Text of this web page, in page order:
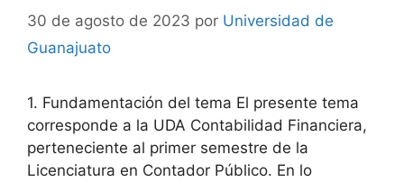
30 de agosto de 2023 por Universidad de
Guanajuato
1. Fundamentación del tema El presente tema
corresponde a la UDA Contabilidad Financiera,
perteneciente al primer semestre de la
Licenciatura en Contador Público. En lo